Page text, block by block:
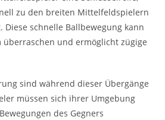
zu den breiten Mittelfeldspielern
schnelle Ballbewegung kann
überraschen und ermöglicht zügige
sind während dieser Übergänge
müssen sich ihrer Umgebung
des Gegners